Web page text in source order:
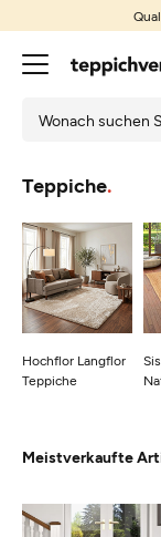
Teppiche
Hochflor Langflor
Teppiche